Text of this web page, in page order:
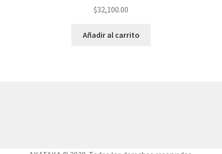
$32,100.00
Añadir al carrito